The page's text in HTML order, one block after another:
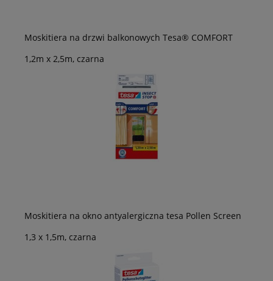
Moskitiera na drzwi balkonowych Tesa® COMFORT
1,2m x 2,5m, czarna
Moskitiera na okno antyalergiczna tesa Pollen Screen
1,3 x 1,5m, czarna